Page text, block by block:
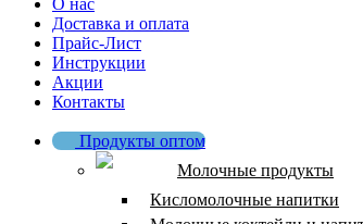
О нас
Доставка и оплата
Прайс-Лист
Инструкции
Акции
Контакты
Продукты оптом
Молочные продукты
Кисломолочные напитки